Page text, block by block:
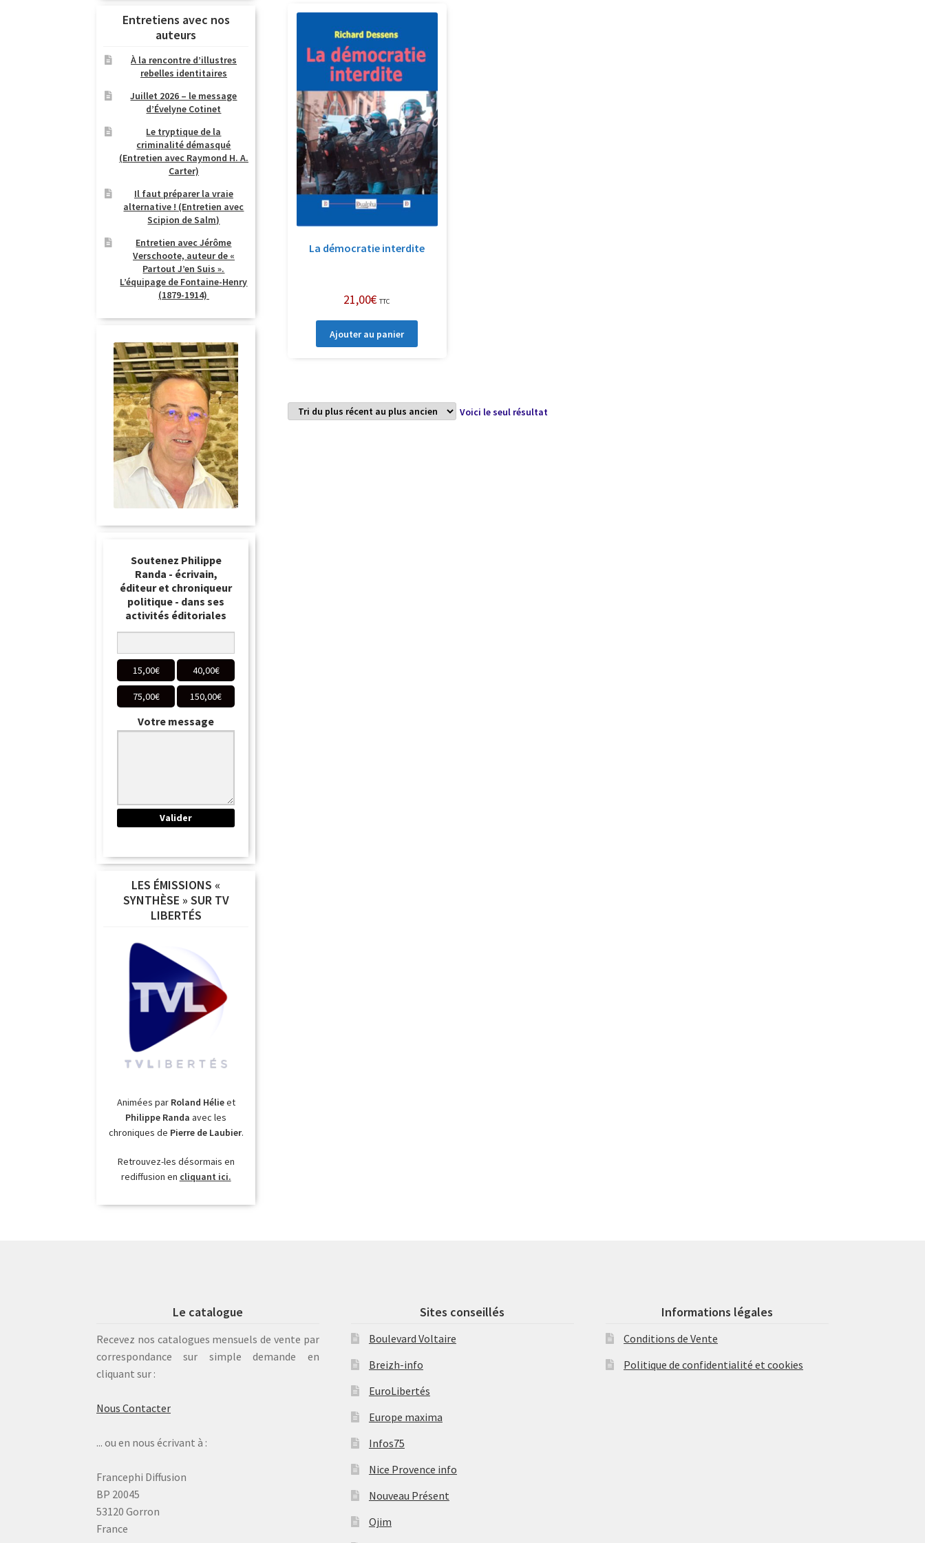
La démocratie interdite
21,00€ TTC
Ajouter au panier
Voici le seul résultat
Entretiens avec nos
auteurs
À la rencontre d’illustres
rebelles identitaires
Juillet 2026 – le message
d’Évelyne Cotinet
Le tryptique de la
criminalité démasqué
(Entretien avec Raymond H. A.
Carter)
Il faut préparer la vraie
alternative ! (Entretien avec
Scipion de Salm)
Entretien avec Jérôme
Verschoote, auteur de «
Partout J’en Suis ».
L’équipage de Fontaine-Henry
(1879-1914)
Soutenez Philippe
Randa - écrivain,
éditeur et chroniqueur
politique - dans ses
activités éditoriales
15,00€ 40,00€
75,00€ 150,00€
Votre message
LES ÉMISSIONS «
SYNTHÈSE » SUR TV
LIBERTÉS
Animées par Roland Hélieet
Philippe Randa avec les
chroniques de Pierre de Laubier.
Retrouvez-les désormais en
rediffusion en cliquant ici.
Le catalogue
Recevez nos catalogues mensuels de vente par
correspondance sur simple demande en
cliquant sur :
Nous Contacter
... ou en nous écrivant à :
Francephi Diffusion
BP 20045
53120 Gorron
France
Sites conseillés
Boulevard Voltaire
Breizh-info
EuroLibertés
Europe maxima
Infos75
Nice Provence info
Nouveau Présent
Ojim
Informations légales
Conditions de Vente
Politique de confidentialité et cookies